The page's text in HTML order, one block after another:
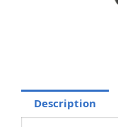
Description